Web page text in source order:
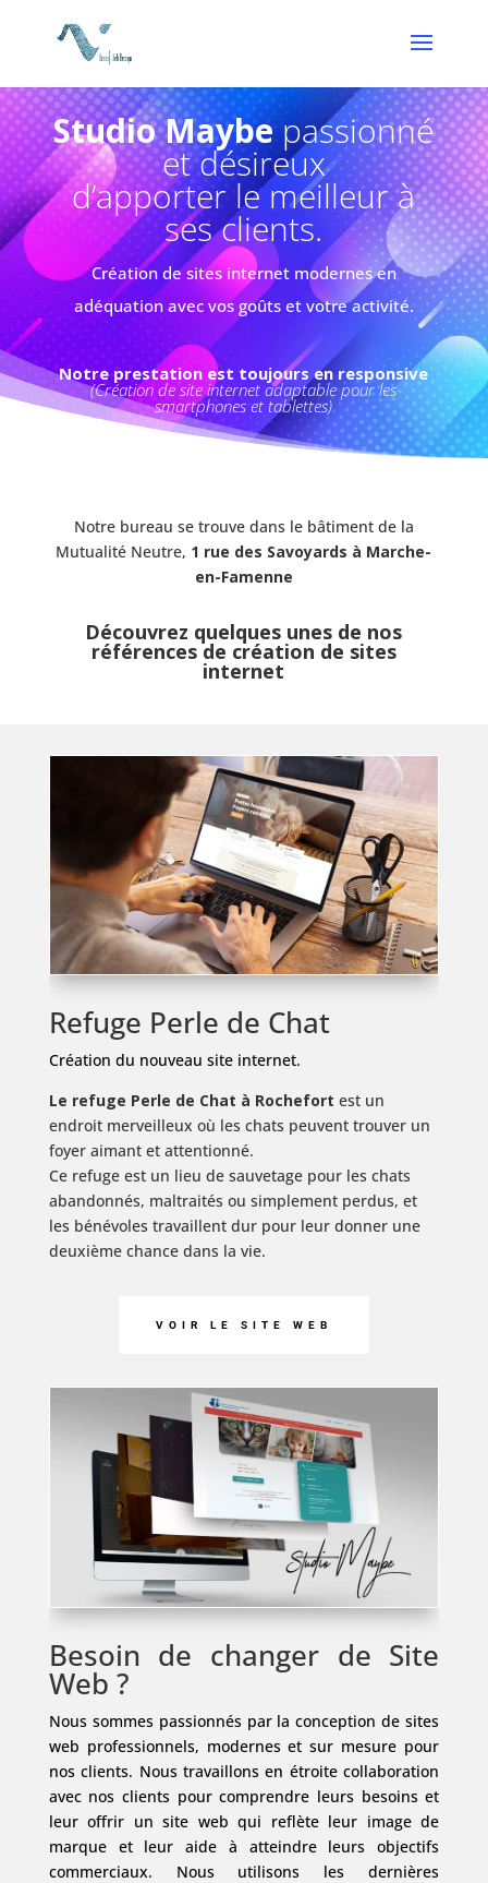
Studio Maybepassionné
et désireux
d’apporter le meilleur à
ses clients.
Création de sites internet modernes en
adéquation avec vos goûts et votre activité.
Notre prestation est toujours en responsive
(Création de site internet adaptable pour les
smartphones et tablettes)
Notre bureau se trouve dans le bâtiment de la
Mutualité Neutre, 1 rue des Savoyards à Marche-
en-Famenne
Découvrez quelques unes de nos
références de création de sites
internet
Refuge Perle de Chat
Création du nouveau site internet.
Le refuge Perle de Chat à Rochefort est un
endroit merveilleux où les chats peuvent trouver un
foyer aimant et attentionné.
Ce refuge est un lieu de sauvetage pour les chats
abandonnés, maltraités ou simplement perdus, et
les bénévoles travaillent dur pour leur donner une
deuxième chance dans la vie.
VOIR LE SITE WEB
Besoin de changer de Site
Web ?
Nous sommes passionnés par la conception de sites
web professionnels, modernes et sur mesure pour
nos clients. Nous travaillons en étroite collaboration
avec nos clients pour comprendre leurs besoins et
leur offrir un site web qui reflète leur image de
marque et leur aide à atteindre leurs objectifs
commerciaux. Nous utilisons les dernières